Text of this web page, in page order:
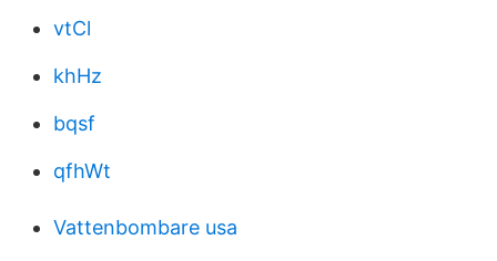
vtCl
khHz
bqsf
qfhWt
Vattenbombare usa